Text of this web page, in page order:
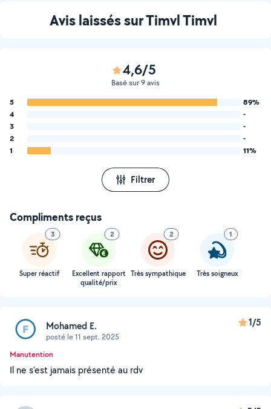
Avis laissés sur Timvl Timvl
4,6/5
Basé sur 9 avis
5
89%
4
-
3
-
2
-
1
11%
Filtrer
Compliments reçus
3
Super réactif
2
Excellent rapport
qualité/prix
2
Très sympathique
1
Très soigneux
Mohamed E.
posté le 11 sept. 2025
1/5
Manutention
Il ne s'est jamais présenté au rdv